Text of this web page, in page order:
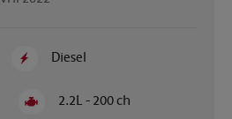
Diesel
2.2L - 200 ch